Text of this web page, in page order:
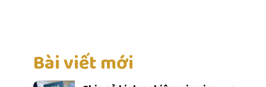
Bài viết mới